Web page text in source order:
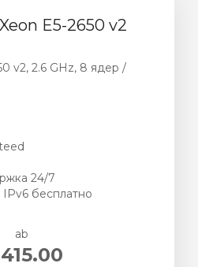
E5-2650 v2
v2, 2.6 GHz, 8 ядер /
24/7
IPv6 бесплатно
ab